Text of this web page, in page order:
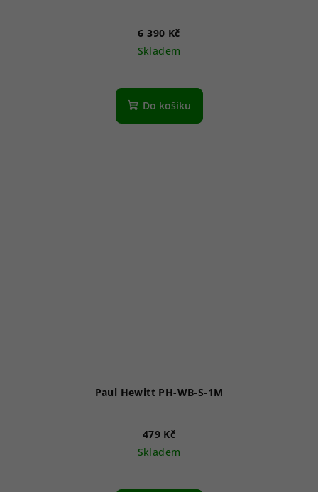
6 390 Kč
Skladem
hodnocení
produktu
Do košíku
Paul Hewitt PH-WB-S-1M
479 Kč
Skladem